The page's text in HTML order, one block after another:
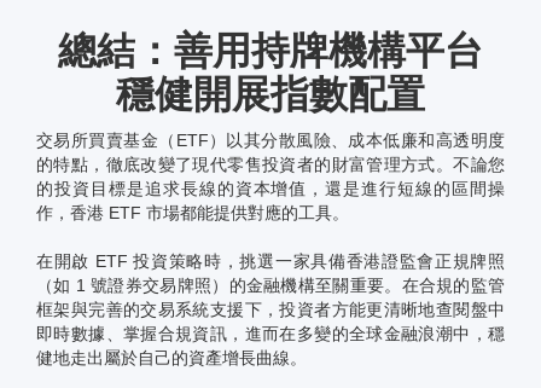
總結：善用持牌機構平台
穩健開展指數配置
交易所買賣基金（ETF）以其分散風險、成本低廉和高透明度
的特點，徹底改變了現代零售投資者的財富管理方式。不論您
的投資目標是追求長線的資本增值，還是進行短線的區間操
作，香港 ETF 市場都能提供對應的工具。
在開啟 ETF 投資策略時，挑選一家具備香港證監會正規牌照
（如 1 號證券交易牌照）的金融機構至關重要。在合規的監管
框架與完善的交易系統支援下，投資者方能更清晰地查閱盤中
即時數據、掌握合規資訊，進而在多變的全球金融浪潮中，穩
健地走出屬於自己的資產增長曲線。